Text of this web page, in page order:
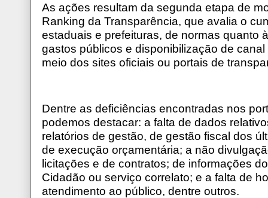
As ações resultam da segunda etapa de
Ranking da Transparência, que avalia o
estaduais e prefeituras, de normas quanto
gastos públicos e disponibilização de
meio dos sites oficiais ou portais de
Dentre as deficiências encontradas nos
podemos destacar: a falta de dados
relatórios de gestão, de gestão fiscal dos
de execução orçamentária; a não
licitações e de contratos; de informações
Cidadão ou serviço correlato; e a falta de
atendimento ao público, dentre outros.